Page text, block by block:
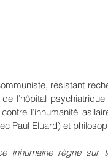
résistant
l’hôpital
l’inhumanité
Paul Eluard) et
inhumaine règne sur